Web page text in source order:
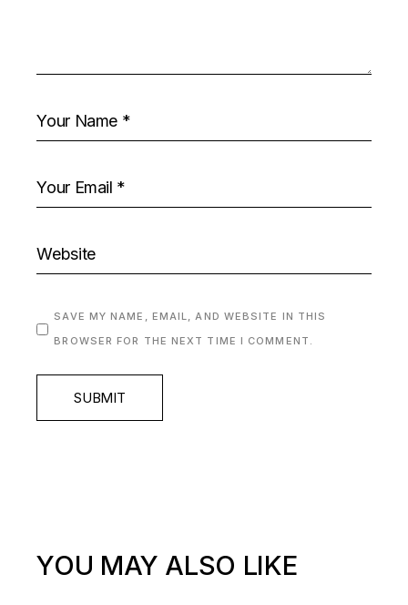
SAVE MY NAME, EMAIL, AND WEBSITE IN THIS
BROWSER FOR THE NEXT TIME I COMMENT.
SUBMIT
YOU MAY ALSO LIKE